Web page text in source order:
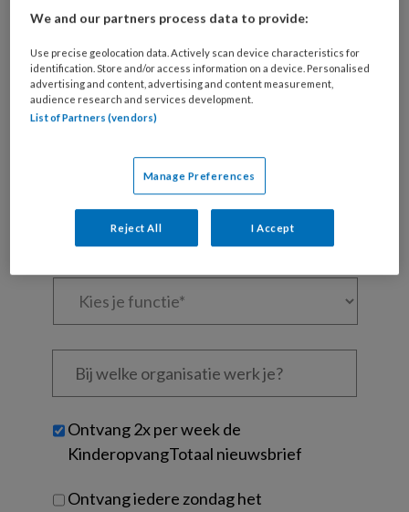
artikelen gratis per maand
Al een account of abonnement?Log dan in
mailadres?
wachtwoord* *
Kies
Bij
welke
je?
Untitled
Ontvang 2x per week de
KinderopvangTotaal nieuwsbrief
Ontvang iedere zondag het
We and our partners process data to provide:
Use precise geolocation data. Actively scan device characteristics for
identification. Store and/or access information on a device. Personalised
advertising and content, advertising and content measurement,
audience research and services development.
List of Partners (vendors)
Manage Preferences
Reject All I Accept